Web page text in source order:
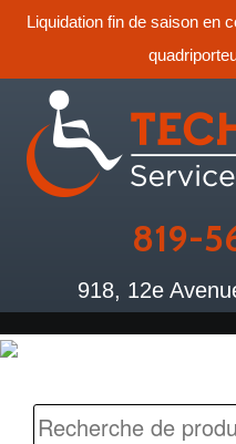
Liquidation fin de saison en
819-
918, 12e